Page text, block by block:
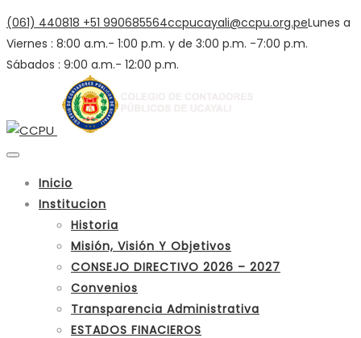
(061) 440818 +51 990685564ccpucayali@ccpu.org.peLunes a
Viernes : 8:00 a.m.- 1:00 p.m. y de 3:00 p.m. -7:00 p.m.
Sábados : 9:00 a.m.- 12:00 p.m.
Inicio
Institucion
Historia
Misión, Visión Y Objetivos
CONSEJO DIRECTIVO 2026 – 2027
Convenios
Transparencia Administrativa
ESTADOS FINACIEROS